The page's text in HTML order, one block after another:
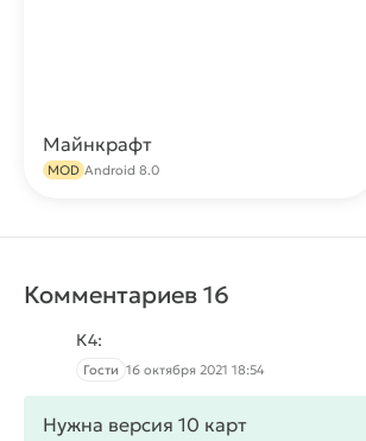
Майнкрафт
MOD Android 8.0
Комментариев 16
К4:
Гости 16 октября 2021 18:54
Нужна версия 10 карт